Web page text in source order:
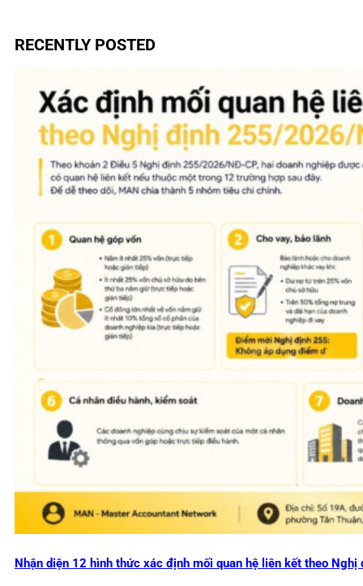
RECENTLY POSTED
Nhận diện 12 hình thức xác định mối quan hệ liên kết theo